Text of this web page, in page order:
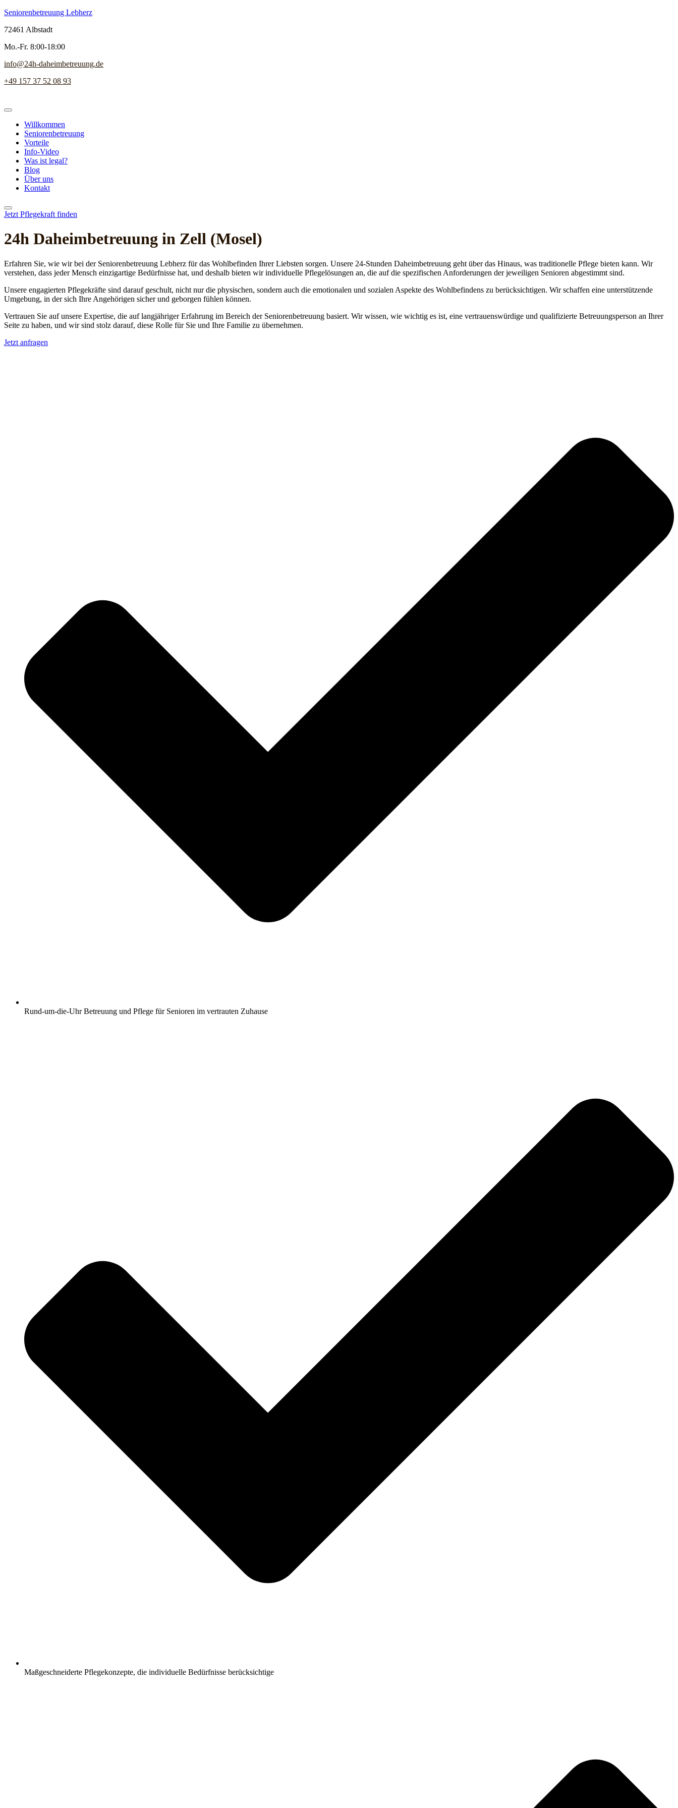
Seniorenbetreuung Lebherz
72461 Albstadt
Mo.-Fr. 8:00-18:00
info@24h-daheimbetreuung.de
+49 157 37 52 08 93
Willkommen
Seniorenbetreuung
Vorteile
Info-Video
Was ist legal?
Blog
Über uns
Kontakt
Jetzt Pflegekraft finden
24h Daheim­betreuung in Zell (Mosel)
Erfahren Sie, wie wir bei der Seniorenbetreuung Lebherz für das Wohlbefinden Ihrer Liebsten sorgen. Unsere 24-Stunden Daheimbetreuung geht über das Hinaus, was traditionelle Pflege bieten kann. Wir
verstehen, dass jeder Mensch einzigartige Bedürfnisse hat, und deshalb bieten wir individuelle Pflegelösungen an, die auf die spezifischen Anforderungen der jeweiligen Senioren abgestimmt sind.
Unsere engagierten Pflegekräfte sind darauf geschult, nicht nur die physischen, sondern auch die emotionalen und sozialen Aspekte des Wohlbefindens zu berücksichtigen. Wir schaffen eine unterstützende
Umgebung, in der sich Ihre Angehörigen sicher und geborgen fühlen können.
Vertrauen Sie auf unsere Expertise, die auf langjähriger Erfahrung im Bereich der Seniorenbetreuung basiert. Wir wissen, wie wichtig es ist, eine vertrauenswürdige und qualifizierte Betreuungsperson an Ihrer
Seite zu haben, und wir sind stolz darauf, diese Rolle für Sie und Ihre Familie zu übernehmen.
Jetzt anfragen
Rund-um-die-Uhr Betreuung und Pflege für Senioren im vertrauten Zuhause
Maßgeschneiderte Pflegekonzepte, die individuelle Bedürfnisse berücksichtige